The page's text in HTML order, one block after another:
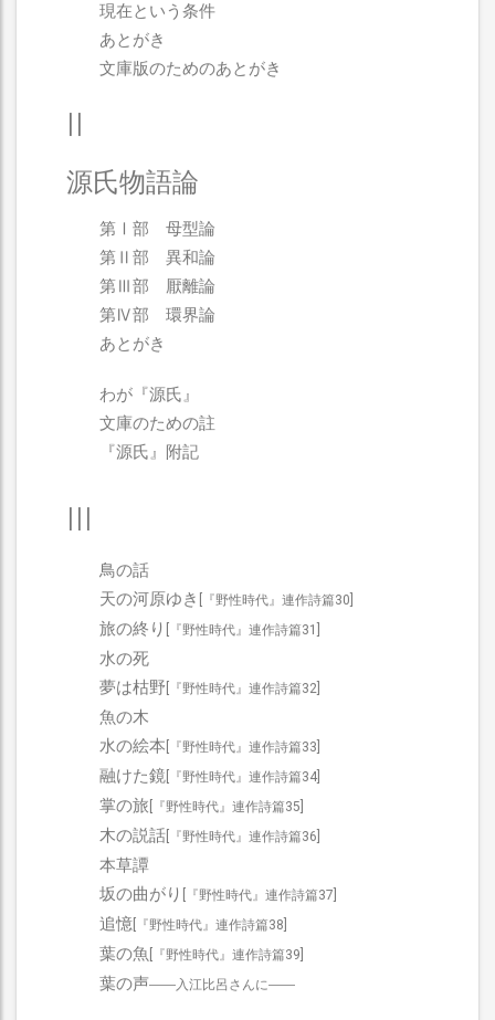
現在という条件
あとがき
文庫版のためのあとがき
II
源氏物語論
第Ⅰ部 母型論
第Ⅱ部 異和論
第Ⅲ部 厭離論
第Ⅳ部 環界論
あとがき
わが『源氏』
文庫のための註
『源氏』附記
III
鳥の話
天の河原ゆき
[『野性時代』連作詩篇30]
旅の終り [『野性時代』連作詩篇31]
水の死
夢は枯野 [『野性時代』連作詩篇32]
魚の木
水の絵本 [『野性時代』連作詩篇33]
融けた鏡 [『野性時代』連作詩篇34]
掌の旅 [『野性時代』連作詩篇35]
木の説話 [『野性時代』連作詩篇36]
本草譚
坂の曲がり
[『野性時代』連作詩篇37]
追憶 [『野性時代』連作詩篇38]
葉の魚 [『野性時代』連作詩篇39]
葉の声――入江比呂さんに――